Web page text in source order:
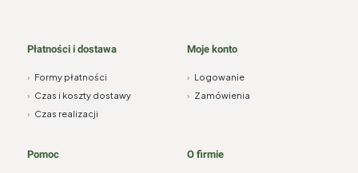
Płatności i dostawa
› Formy płatności
› Czas i koszty dostawy
› Czas realizacji
Moje konto
› Logowanie
› Zamówienia
Pomoc O firmie